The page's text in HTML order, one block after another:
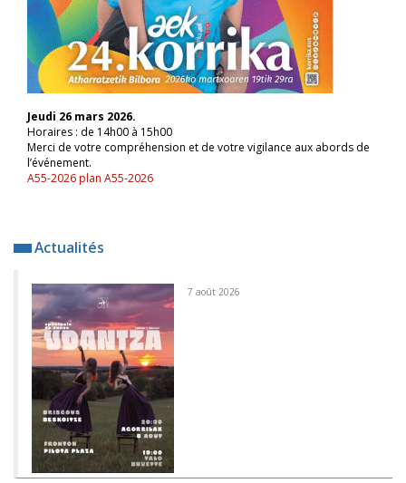
Jeudi 26 mars 2026.
Horaires : de 14h00 à 15h00
Merci de votre compréhension et de votre vigilance aux abords de
l’événement.
A55-2026plan A55-2026
Actualités
7 août 2026